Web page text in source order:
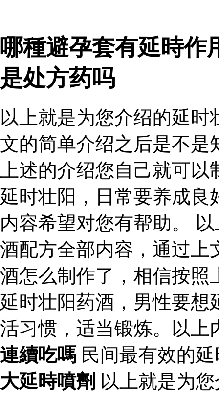
哪種避孕套有延時作
是处方药吗
以上就是为您介绍的延
文的简单介绍之后是不是
上述的介绍您自己就可
延时壮阳，日常要养成良
内容希望对您有帮助。
酒配方全部内容，通过上
酒怎么制作了，相信按照
延时壮阳药酒，男性要想
活习惯，适当锻炼。以上
連續吃嗎 民间最有效的
大延時噴劑 以上就是为